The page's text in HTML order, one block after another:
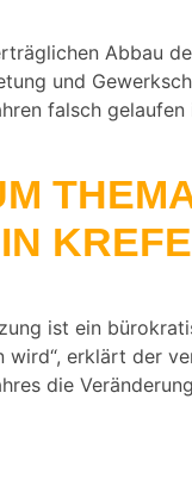
Abbau
und
falsch
ist ein
erklärt der
die